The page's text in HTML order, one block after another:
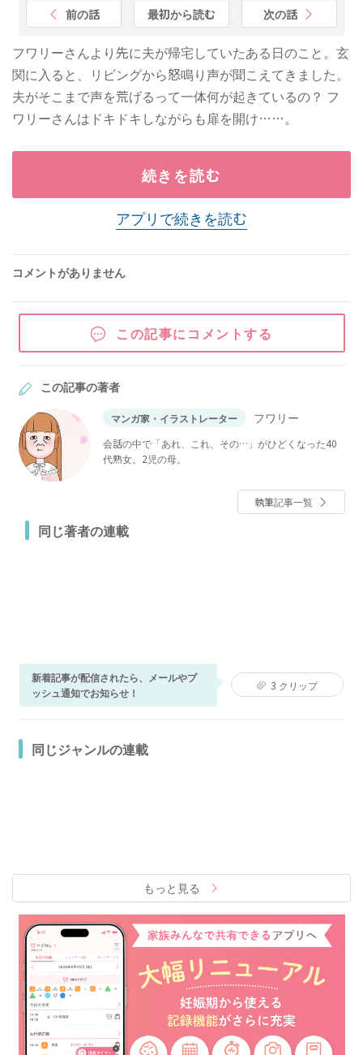
前の話 最初から読む 次の話
フワリーさんより先に夫が帰宅していたある日のこと。玄
関に入ると、リビングから怒鳴り声が聞こえてきました。
夫がそこまで声を荒げるって一体何が起きているの？ フ
ワリーさんはドキドキしながらも扉を開け……。
続きを読む
アプリで続きを読む
コメントがありません
この記事にコメントする
この記事の著者
マンガ家・イラストレーター フワリー
会話の中で「あれ、これ、その…」がひどくなった40
代熟女。2児の母。
執筆記事一覧
同じ著者の連載
新着記事が配信されたら、メールやプ
ッシュ通知でお知らせ！
3 クリップ
同じジャンルの連載
もっと見る